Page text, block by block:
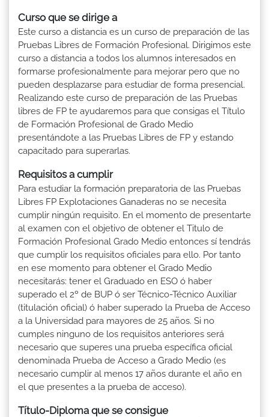
Curso que se dirige a
Este curso a distancia es un curso de preparación de las
Pruebas Libres de Formación Profesional. Dirigimos este
curso a distancia a todos los alumnos interesados en
formarse profesionalmente para mejorar pero que no
pueden desplazarse para estudiar de forma presencial.
Realizando este curso de preparación de las Pruebas
libres de FP te ayudaremos para que consigas el Título
de Formación Profesional de Grado Medio
presentándote a las Pruebas Libres de FP y estando
capacitado para superarlas.
Requisitos a cumplir
Para estudiar la formación preparatoria de las Pruebas
Libres FP Explotaciones Ganaderas no se necesita
cumplir ningún requisito. En el momento de presentarte
al examen con el objetivo de obtener el Titulo de
Formación Profesional Grado Medio entonces sí tendrás
que cumplir los requisitos oficiales para ello. Por tanto
en ese momento para obtener el Grado Medio
necesitarás: tener el Graduado en ESO ó haber
superado el 2º de BUP ó ser Técnico-Técnico Auxiliar
(titulación oficial) ó haber superado la Prueba de Acceso
a la Universidad para mayores de 25 años. Si no
cumples ninguno de los requisitos anteriores será
necesario que superes una prueba específica oficial
denominada Prueba de Acceso a Grado Medio (es
necesario cumplir al menos 17 años durante el año en
el que presentes a la prueba de acceso).
Título-Diploma que se consigue